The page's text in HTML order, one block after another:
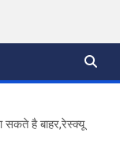
है बाहर,रेस्क्यू